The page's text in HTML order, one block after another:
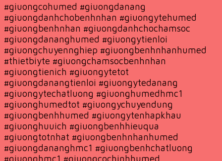
#giuongcohumed #giuongdanang
#giuongdanhchobenhnhan #giuongytehumed
#giuongbenhnhan #giuongdanhchochamsoc
#giuongdananghumed #giuongytienloi
#giuongchuyennghiep #giuongbenhnhanhumed
#thietbiyte #giuongchamsocbenhnhan
#giuongtienich #giuongytetot
#giuongdanangtienloi #giuongytedanang
#giuongytechatluong #giuonghumedhmc1
#giuonghumedtot #giuongychuyendung
#giuongbenhhumed #giuongytenhapkhau
#giuonghuuich #giuongbenhhieuqua
#giuongtotnhat #giuongbenhnhanhumed
#giuongdananghmc1 #giuongbenhchatluong
#giuonghmc1 #giuongcochinhhumed